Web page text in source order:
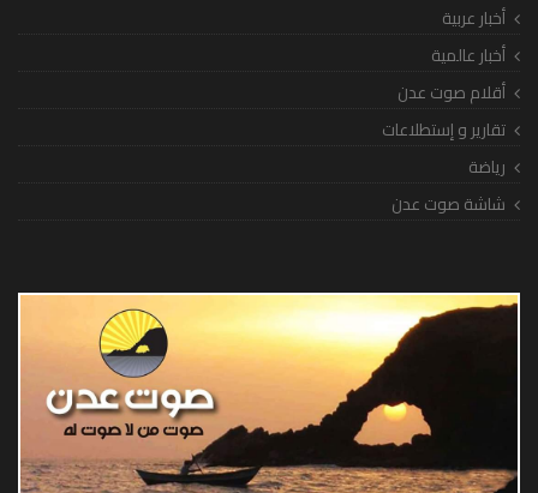
أخبار عربية
أخبار عالمية
أقلام صوت عدن
تقارير و إستطلاعات
رياضة
شاشة صوت عدن